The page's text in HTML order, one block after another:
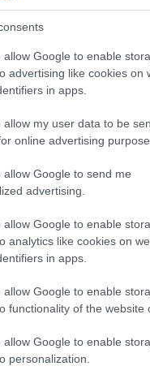
allow Google to enable
advertising like cookies on
in apps.
allow my user data to be
online advertising
allow Google to send me
advertising.
allow Google to enable
analytics like cookies on
in apps.
allow Google to enable
functionality of the website
allow Google to enable
personalization.
ili neku slične
na lopticu i pritisnite
i unazaduživajte u